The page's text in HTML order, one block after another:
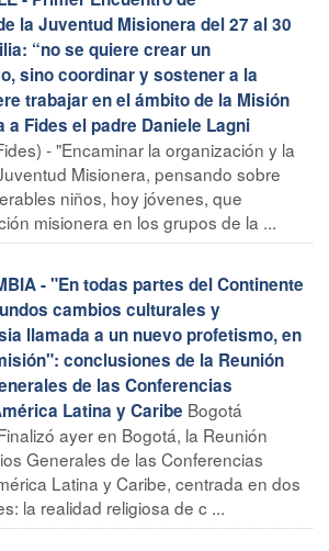
la Juventud Misionera del 27 al 30
“no se quiere crear un
sino coordinar y sostener a la
trabajar en el ámbito de la Misión
a Fides el padre Daniele Lagni
- "Encaminar la organización y la
Misionera, pensando sobre
niños, hoy jóvenes, que
misionera en los grupos de la ...
- "En todas partes del Continente
cambios culturales y
llamada a un nuevo profetismo, en
conclusiones de la Reunión
de las Conferencias
Latina y Caribe Bogotá
ayer en Bogotá, la Reunión
Generales de las Conferencias
Latina y Caribe, centrada en dos
la realidad religiosa de c ...